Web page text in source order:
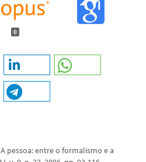
0
A pessoa: entre o formalismo e a